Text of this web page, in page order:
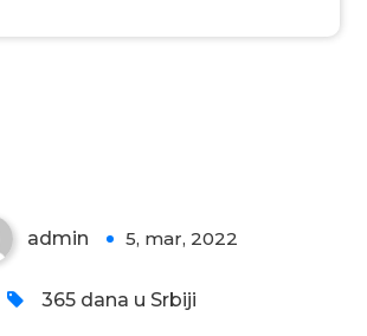
admin 5, mar, 2022
365 dana u Srbiji